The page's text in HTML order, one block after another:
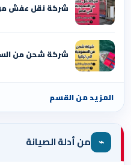
شركة نقل عفش
شركة شحن من
المزيد من القسم
⌁ من أدلة الصيانة